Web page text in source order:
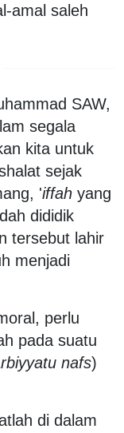
amal saleh
SAW,
segala
kita untuk
sejak
'iffah yang
dididik
tersebut lahir
menjadi
perlu
pada suatu
nafs)
di dalam